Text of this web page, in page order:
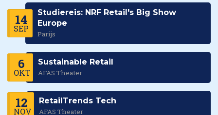
14
SEP
Studiereis: NRF Retail's Big Show
Europe
Parijs
6
OKT
Sustainable Retail
AFAS Theater
12
NOV
RetailTrends Tech
AFAS Theater